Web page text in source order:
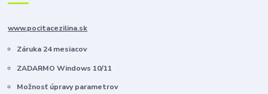
www.pocitacezilina.sk
Záruka 24 mesiacov
ZADARMO Windows 10/11
Možnosť úpravy parametrov